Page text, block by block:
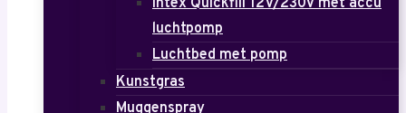
Intex Quickfill 12V/230V met accu
luchtpomp
Luchtbed met pomp
Kunstgras
Muggenspray